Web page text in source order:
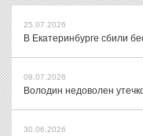
25.07.2026
В Екатеринбурге сбили
08.07.2026
Володин недоволен
30.06.2026